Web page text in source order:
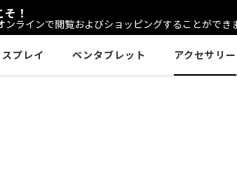
！
ラインで閲覧およびショッピングすることができ
プレイ ペンタブレット アクセサリー